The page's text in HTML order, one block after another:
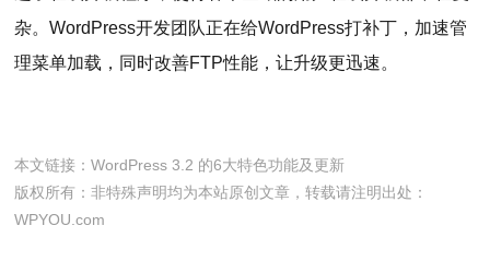
杂。WordPress开发团队正在给WordPress打补丁，加速管
理菜单加载，同时改善FTP性能，让升级更迅速。
本文链接：WordPress 3.2 的6大特色功能及更新
版权所有：非特殊声明均为本站原创文章，转载请注明出处：
WPYOU.com